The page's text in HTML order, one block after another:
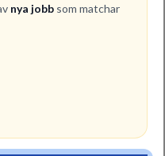
nya jobb som matchar